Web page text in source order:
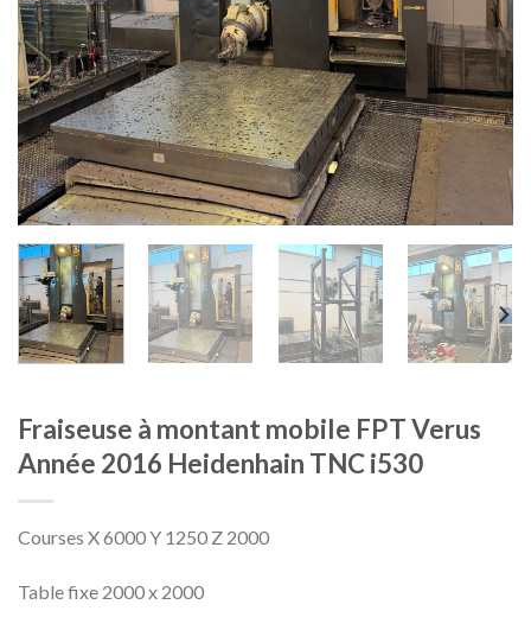
Fraiseuse à montant mobile FPT Verus
Année 2016 Heidenhain TNC i530
Courses X 6000 Y 1250 Z 2000
Table fixe 2000 x 2000